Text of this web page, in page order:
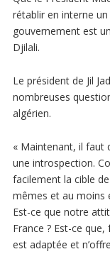
rétablir en interne
gouvernement est
Djilali.
Le président de Jil
nombreuses
algérien.
« Maintenant, il faut
une introspection.
facilement la cible
mêmes et au moins
Est-ce que notre
France ? Est-ce
est adaptée et